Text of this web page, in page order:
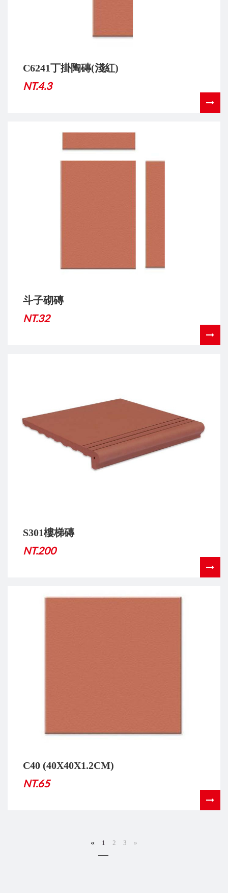
C6241丁掛陶磚(淺紅)
NT.4.3
斗子砌磚
NT.32
S301樓梯磚
NT.200
C40 (40X40X1.2CM)
NT.65
« 1 2 3 »